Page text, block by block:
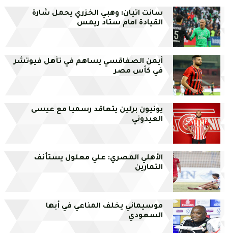
سانت اتيان: وهبي الخزري يحمل شارة
القيادة امام ستاد ريمس
أيمن الصفاقسي يساهم في تأهل فيوتشر
في كأس مصر
يونيون برلين يتعاقد رسميا مع عيسى
العيدوني
الأهلي المصري: علي معلول يستأنف
التمارين
موسيماني يخلف المناعي في أبها
السعودي